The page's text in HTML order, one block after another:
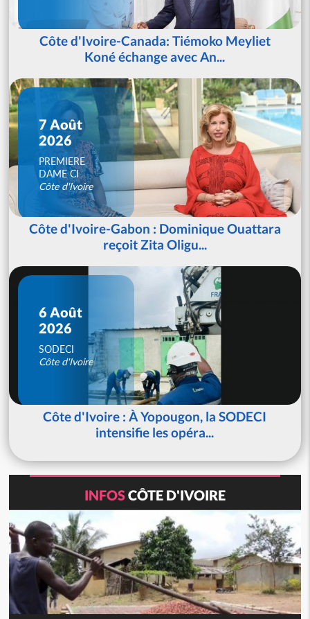
Côte d'Ivoire-Canada: Tiémoko Meyliet
Koné échange avec An...
7 Août
2026
PREMIERE
DAME CI
Côte d'Ivoire
Côte d'Ivoire-Gabon : Dominique Ouattara
reçoit Zita Oligu...
6 Août
2026
SODECI
Côte d'Ivoire
Côte d'Ivoire : À Yopougon, la SODECI
intensifie les opéra...
INFOSCÔTE D'IVOIRE